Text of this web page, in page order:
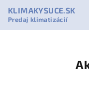
obsah
KLIMAKYSUCE.SK
Predaj klimatizácií